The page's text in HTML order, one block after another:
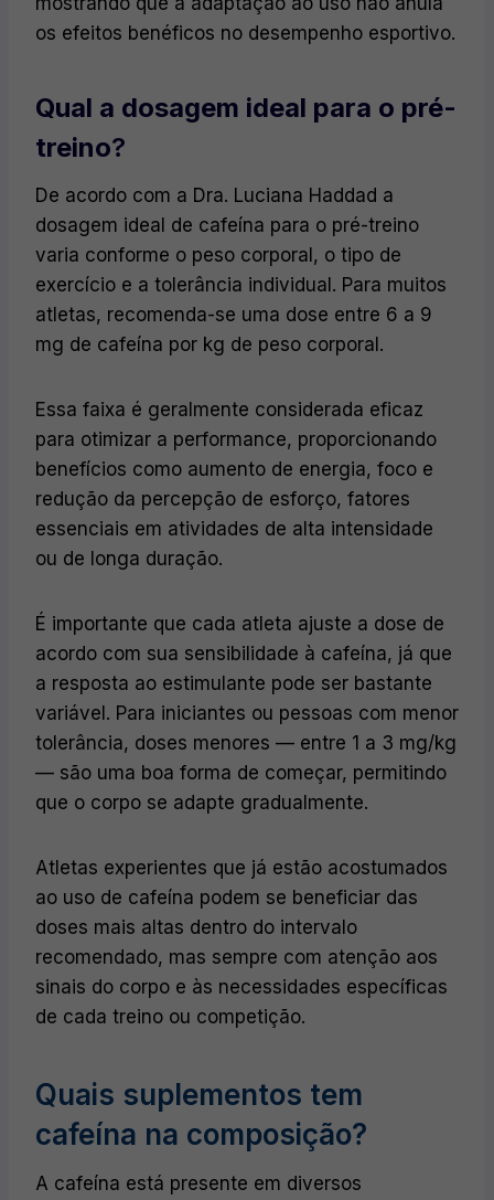
os efeitos benéficos no desempenho esportivo.
Qual a dosagem ideal para o pré-
treino?
De acordo com a Dra. Luciana Haddad a
dosagem ideal de cafeína para o pré-treino
varia conforme o peso corporal, o tipo de
exercício e a tolerância individual. Para muitos
atletas, recomenda-se uma dose entre 6 a 9
mg de cafeína por kg de peso corporal.
Essa faixa é geralmente considerada eficaz
para otimizar a performance, proporcionando
benefícios como aumento de energia, foco e
redução da percepção de esforço, fatores
essenciais em atividades de alta intensidade
ou de longa duração.
É importante que cada atleta ajuste a dose de
acordo com sua sensibilidade à cafeína, já que
a resposta ao estimulante pode ser bastante
variável. Para iniciantes ou pessoas com menor
tolerância, doses menores — entre 1 a 3 mg/kg
— são uma boa forma de começar, permitindo
que o corpo se adapte gradualmente.
Atletas experientes que já estão acostumados
ao uso de cafeína podem se beneficiar das
doses mais altas dentro do intervalo
recomendado, mas sempre com atenção aos
sinais do corpo e às necessidades específicas
de cada treino ou competição.
Quais suplementos tem
cafeína na composição?
A cafeína está presente em diversos